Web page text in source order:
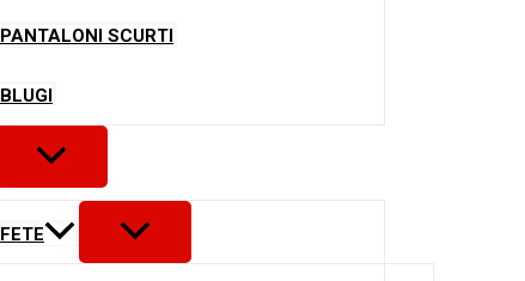
PANTALONI SCURTI
BLUGI
MENU
TOGGLE
FETE
MENU
TOGGLE